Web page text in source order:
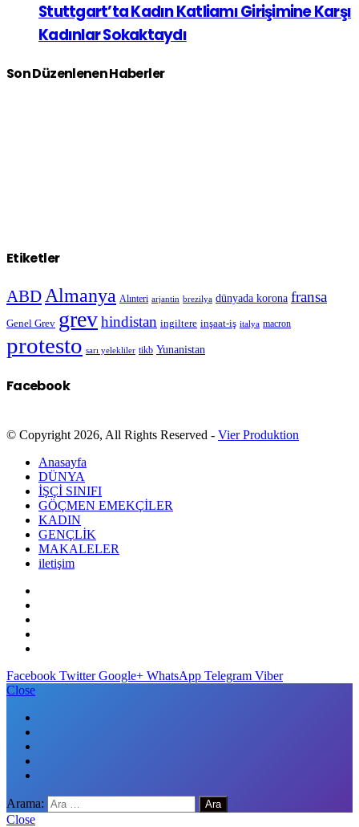
Stuttgart’ta Kadın Katliamı Girişimine Karşı
Kadınlar Sokaktaydı
Son Düzenlenen Haberler
Etiketler
ABD Almanya Alınteri arjantin brezilya dünyada korona fransa
Genel Grev grevhindistan ingiltere inşaat-iş italya macron
protesto sarı yelekliler tikb Yunanistan
Facebook
© Copyright 2026, All Rights Reserved - Vier Produktion
Anasayfa
DÜNYA
İŞÇİ SINIFI
GÖÇMEN EMEKÇİLER
KADIN
GENÇLİK
MAKALELER
iletişim
Facebook Twitter Google+ WhatsApp Telegram Viber
Close
Arama:
Close